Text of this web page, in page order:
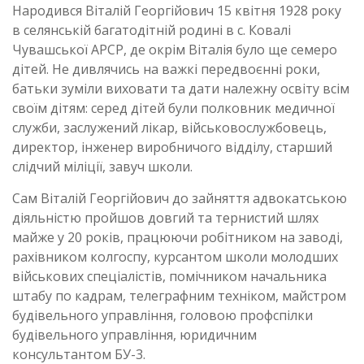
Народився Віталій Георгійович 15 квітня 1928 року
в селянській багатодітній родині в с. Ковалі
Чувашської АРСР, де окрім Віталія було ще семеро
дітей. Не дивлячись на важкі передвоєнні роки,
батьки зуміли виховати та дати належну освіту всім
своїм дітям: серед дітей були полковник медичної
служби, заслужений лікар, військовослужбовець,
директор, інженер виробничого відділу, старший
слідчий міліції, завуч школи.
Сам Віталій Георгійович до зайняття адвокатською
діяльністю пройшов довгий та тернистий шлях
майже у 20 років, працюючи робітником на заводі,
рахівником колгоспу, курсантом школи молодших
військових спеціалістів, помічником начальника
штабу по кадрам, телеграфним техніком, майстром
будівельного управління, головою профспілки
будівельного управління, юридичним
консультантом БУ-3.